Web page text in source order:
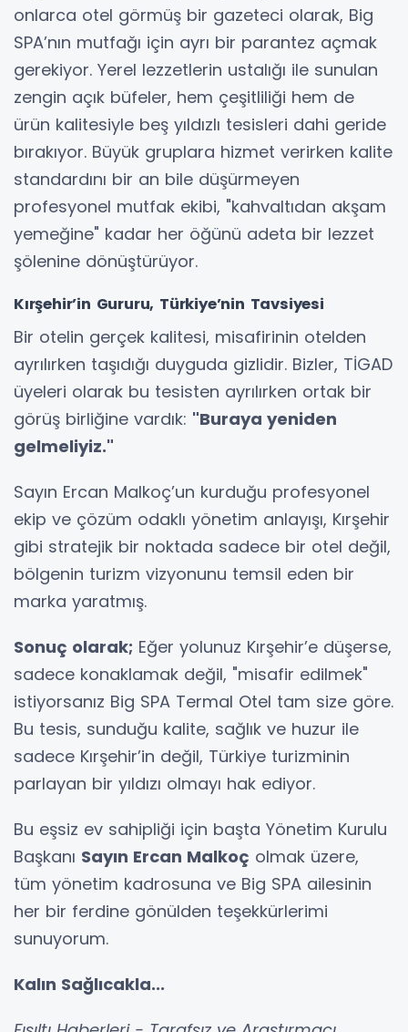
onlarca otel görmüş bir gazeteci olarak, Big
SPA’nın mutfağı için ayrı bir parantez açmak
gerekiyor. Yerel lezzetlerin ustalığı ile sunulan
zengin açık büfeler, hem çeşitliliği hem de
ürün kalitesiyle beş yıldızlı tesisleri dahi geride
bırakıyor. Büyük gruplara hizmet verirken kalite
standardını bir an bile düşürmeyen
profesyonel mutfak ekibi, "kahvaltıdan akşam
yemeğine" kadar her öğünü adeta bir lezzet
şölenine dönüştürüyor.
Kırşehir’in Gururu, Türkiye’nin Tavsiyesi
Bir otelin gerçek kalitesi, misafirinin otelden
ayrılırken taşıdığı duyguda gizlidir. Bizler, TİGAD
üyeleri olarak bu tesisten ayrılırken ortak bir
görüş birliğine vardık: "Buraya yeniden
gelmeliyiz."
Sayın Ercan Malkoç’un kurduğu profesyonel
ekip ve çözüm odaklı yönetim anlayışı, Kırşehir
gibi stratejik bir noktada sadece bir otel değil,
bölgenin turizm vizyonunu temsil eden bir
marka yaratmış.
Sonuç olarak; Eğer yolunuz Kırşehir’e düşerse,
sadece konaklamak değil, "misafir edilmek"
istiyorsanız Big SPA Termal Otel tam size göre.
Bu tesis, sunduğu kalite, sağlık ve huzur ile
sadece Kırşehir’in değil, Türkiye turizminin
parlayan bir yıldızı olmayı hak ediyor.
Bu eşsiz ev sahipliği için başta Yönetim Kurulu
Başkanı Sayın Ercan Malkoç olmak üzere,
tüm yönetim kadrosuna ve Big SPA ailesinin
her bir ferdine gönülden teşekkürlerimi
sunuyorum.
Kalın Sağlıcakla...